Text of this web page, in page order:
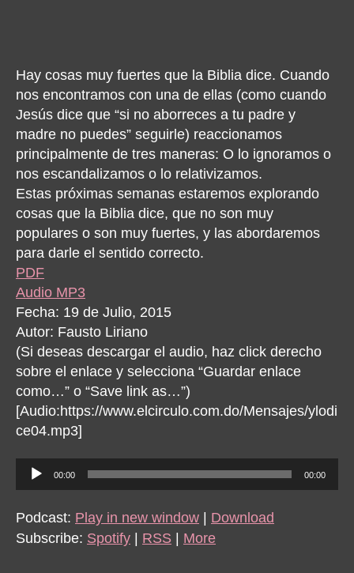
De
Hay cosas muy fuertes que la Biblia dice. Cuando
nos encontramos con una de ellas (como cuando
Jesús dice que “si no aborreces a tu padre y
madre no puedes” seguirle) reaccionamos
principalmente de tres maneras: O lo ignoramos o
nos escandalizamos o lo relativizamos.
Estas próximas semanas estaremos explorando
cosas que la Biblia dice, que no son muy
populares o son muy fuertes, y las abordaremos
para darle el sentido correcto.
PDF
Audio MP3
Fecha: 19 de Julio, 2015
Autor: Fausto Liriano
(Si deseas descargar el audio, haz click derecho
sobre el enlace y selecciona “Guardar enlace
como…” o “Save link as…”)
[Audio:https://www.elcirculo.com.do/Mensajes/ylodi
ce04.mp3]
u
d
i
00:00 00:00
Podcast: Play in new window | Download
Subscribe: Spotify | RSS | More